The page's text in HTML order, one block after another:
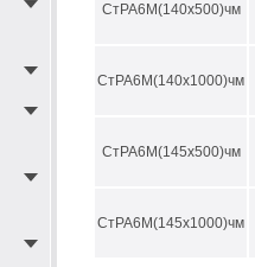
СтРА6М(140х500)чм
СтРА6М(140х1000)чм
СтРА6М(145х500)чм
СтРА6М(145х1000)чм